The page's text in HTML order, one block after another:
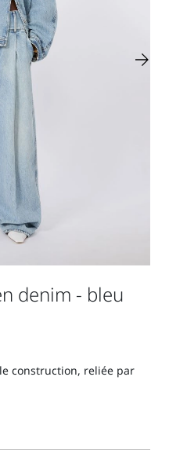
denim - bleu
construction, reliée par